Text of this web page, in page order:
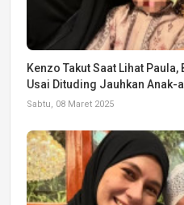
Kenzo Takut Saat Lihat
Usai Dituding Jauhkan Anak-
Sabtu, 08 Maret 2025